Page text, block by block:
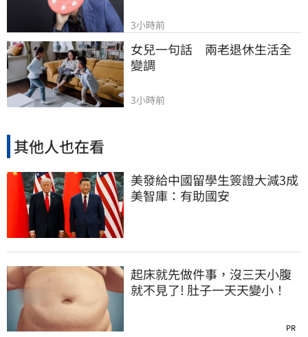
3小時前
女兒一句話　兩老退休生活全
變調
3小時前
其他人也在看
美發給中國留學生簽證大減3成
美智庫：有助國安
起床就先做件事，沒三天小腹
就不見了! 肚子一天天變小！
PR